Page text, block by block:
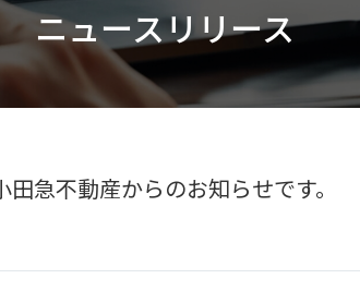
ニュースリリース
田急不動産からのお知らせです。